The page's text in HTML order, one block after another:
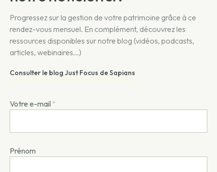
Progressez sur la gestion de votre patrimoine grâce à ce
rendez-vous mensuel. En complément, découvrez les
ressources disponibles sur notre blog (vidéos, podcasts,
articles, webinaires...)
Consulter le blog Just Focus de Sapians
Votre e-mail *
Prénom